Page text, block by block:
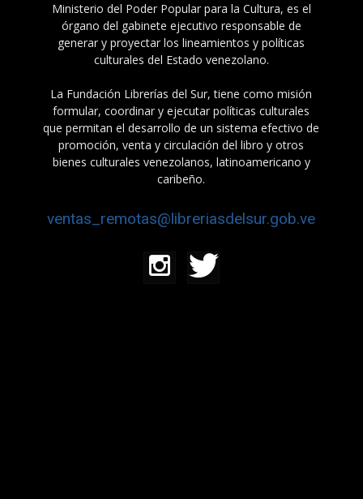
Ministerio del Poder Popular para la Cultura, es el
órgano del gabinete ejecutivo responsable de
generar y proyectar los lineamientos y políticas
culturales del Estado venezolano.
La Fundación Librerías del Sur, tiene como misión
formular, coordinar y ejecutar políticas culturales
que permitan el desarrollo de un sistema efectivo de
promoción, venta y circulación del libro y otros
bienes culturales venezolanos, latinoamericano y
caribeño.
ventas_remotas@libreriasdelsur.gob.ve